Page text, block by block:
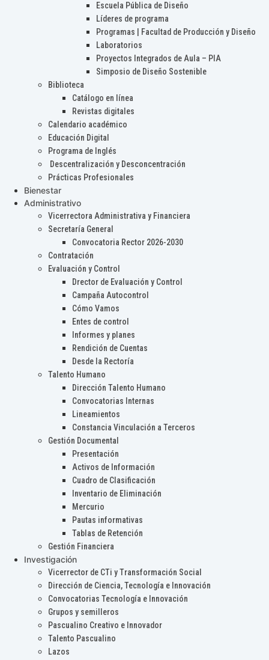
Escuela Pública de Diseño
Líderes de programa
Programas | Facultad de Producción y Diseño
Laboratorios
Proyectos Integrados de Aula – PIA
Simposio de Diseño Sostenible
Biblioteca
Catálogo en línea
Revistas digitales
Calendario académico
Educación Digital
Programa de Inglés
Descentralización y Desconcentración
Prácticas Profesionales
Bienestar
Administrativo
Vicerrectora Administrativa y Financiera
Secretaría General
Convocatoria Rector 2026-2030
Contratación
Evaluación y Control
Drector de Evaluación y Control
Campaña Autocontrol
Cómo Vamos
Entes de control
Informes y planes
Rendición de Cuentas
Desde la Rectoría
Talento Humano
Dirección Talento Humano
Convocatorias Internas
Lineamientos
Constancia Vinculación a Terceros
Gestión Documental
Presentación
Activos de Información
Cuadro de Clasificación
Inventario de Eliminación
Mercurio
Pautas informativas
Tablas de Retención
Gestión Financiera
Investigación
Vicerrector de CTi y Transformación Social
Dirección de Ciencia, Tecnología e Innovación
Convocatorias Tecnología e Innovación
Grupos y semilleros
Pascualino Creativo e Innovador
Talento Pascualino
Lazos